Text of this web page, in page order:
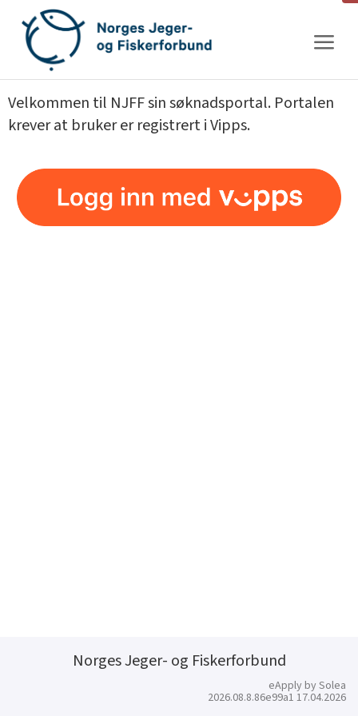
innhold
Velkommen til NJFF sin søknadsportal. Portalen
krever at bruker er registrert i Vipps.
Norges Jeger- og Fiskerforbund
eApply by Solea
2026.08.8.86e99a1 17.04.2026